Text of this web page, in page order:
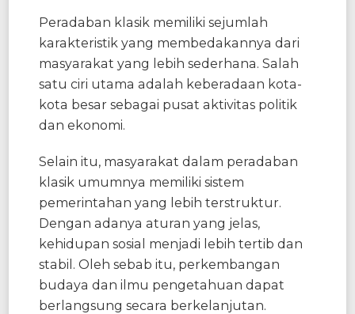
Peradaban klasik memiliki sejumlah
karakteristik yang membedakannya dari
masyarakat yang lebih sederhana. Salah
satu ciri utama adalah keberadaan kota-
kota besar sebagai pusat aktivitas politik
dan ekonomi.
Selain itu, masyarakat dalam peradaban
klasik umumnya memiliki sistem
pemerintahan yang lebih terstruktur.
Dengan adanya aturan yang jelas,
kehidupan sosial menjadi lebih tertib dan
stabil. Oleh sebab itu, perkembangan
budaya dan ilmu pengetahuan dapat
berlangsung secara berkelanjutan.